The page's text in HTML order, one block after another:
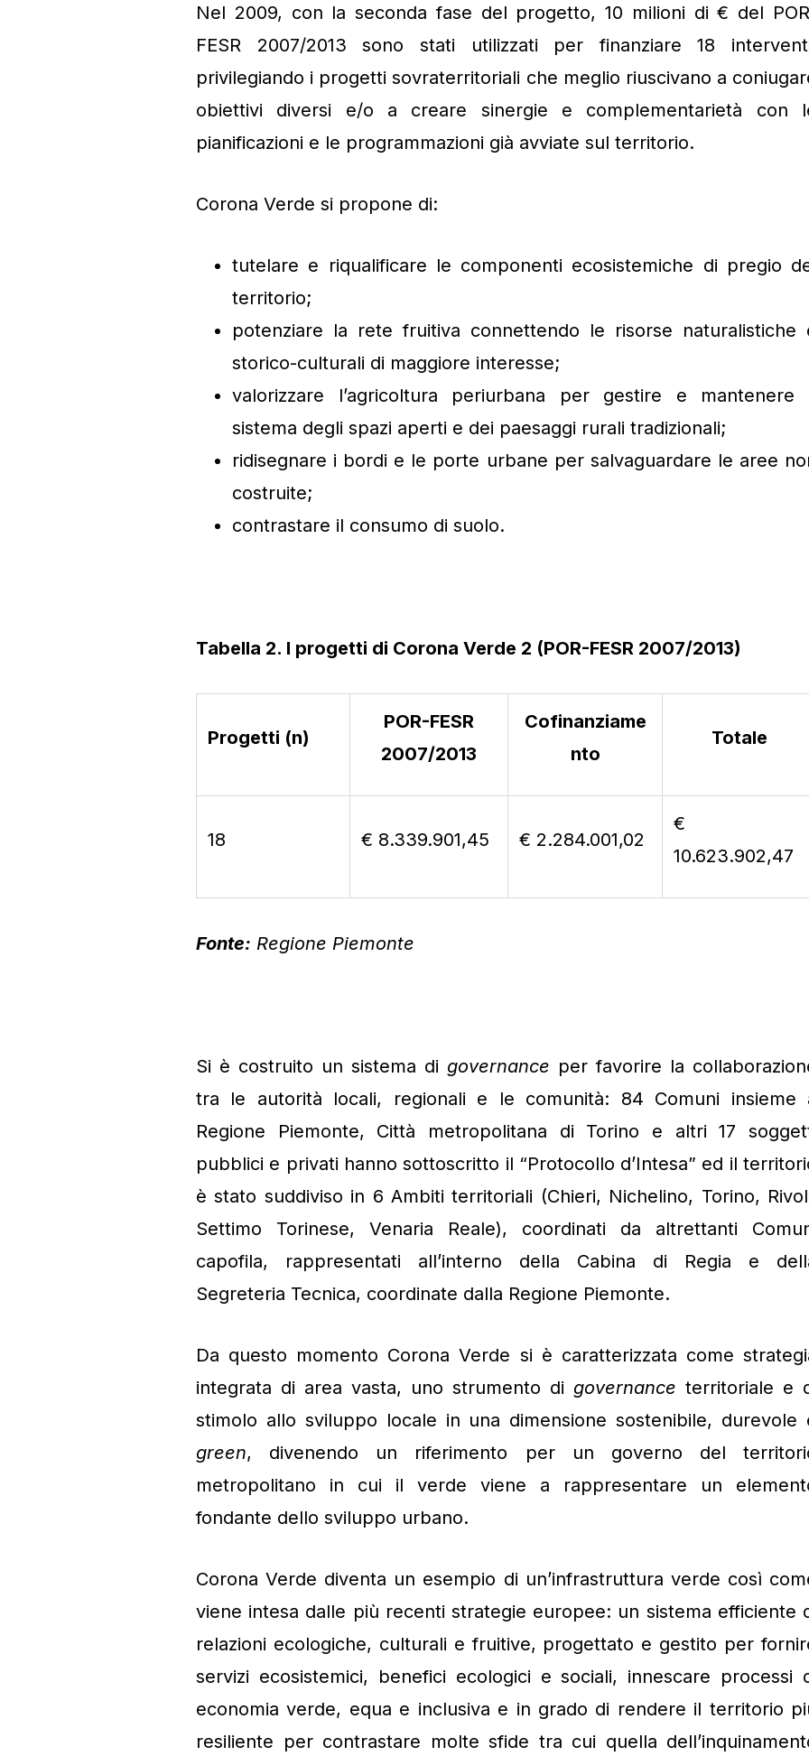
Nel 2009, con la seconda fase del progetto, 10 milioni di € del
FESR 2007/2013 sono stati utilizzati per finanziare 18
privilegiando i progetti sovraterritoriali che meglio riuscivano a
obiettivi diversi e/o a creare sinergie e complementarietà con
pianificazioni e le programmazioni già avviate sul territorio.
Corona Verde si propone di:
tutelare e riqualificare le componenti ecosistemiche di pregio
territorio;
potenziare la rete fruitiva connettendo le risorse naturalistiche
storico-culturali di maggiore interesse;
valorizzare l’agricoltura periurbana per gestire e mantenere
sistema degli spazi aperti e dei paesaggi rurali tradizionali;
ridisegnare i bordi e le porte urbane per salvaguardare le aree
costruite;
contrastare il consumo di suolo.
Tabella 2. I progetti di Corona Verde 2 (POR-FESR 2007/2013)
Progetti (n)
POR-FESR
2007/2013
Cofinanziame
nto
Totale
18 € 8.339.901,45 € 2.284.001,02
€
10.623.902,47
Fonte: Regione Piemonte
Si è costruito un sistema di governance per favorire la
tra le autorità locali, regionali e le comunità: 84 Comuni insieme
Regione Piemonte, Città metropolitana di Torino e altri 17
pubblici e privati hanno sottoscritto il “Protocollo d’Intesa” ed il
è stato suddiviso in 6 Ambiti territoriali (Chieri, Nichelino, Torino,
Settimo Torinese, Venaria Reale), coordinati da altrettanti
capofila, rappresentati all’interno della Cabina di Regia e
Segreteria Tecnica, coordinate dalla Regione Piemonte.
Da questo momento Corona Verde si è caratterizzata come
integrata di area vasta, uno strumento di governance territoriale e
stimolo allo sviluppo locale in una dimensione sostenibile, durevole
green, divenendo un riferimento per un governo del
metropolitano in cui il verde viene a rappresentare un
fondante dello sviluppo urbano.
Corona Verde diventa un esempio di un’infrastruttura verde così
viene intesa dalle più recenti strategie europee: un sistema efficiente
relazioni ecologiche, culturali e fruitive, progettato e gestito per
servizi ecosistemici, benefici ecologici e sociali, innescare processi
economia verde, equa e inclusiva e in grado di rendere il territorio
resiliente per contrastare molte sfide tra cui quella